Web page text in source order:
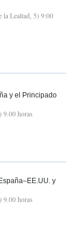
la Lealtad, 5) 9:00
y el Principado
9.00 horas
y
9.00 horas